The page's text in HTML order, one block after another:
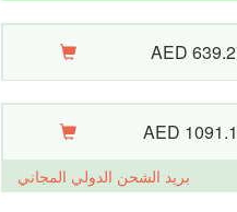
AED
AED
بريد الشحن الدولي المجاني